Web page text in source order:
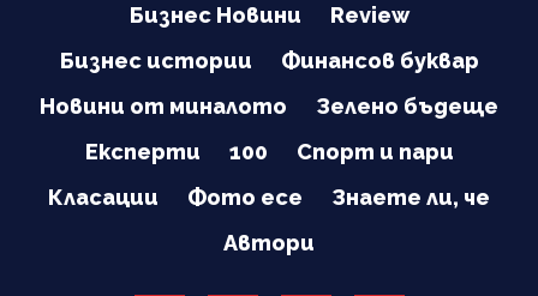
Бизнес Новини
Review
Бизнес истории
Финансов буквар
Новини от миналото
Зелено бъдеще
Експерти
100
Спорт и пари
Класации
Фото есе
Знаете ли, че
Автори